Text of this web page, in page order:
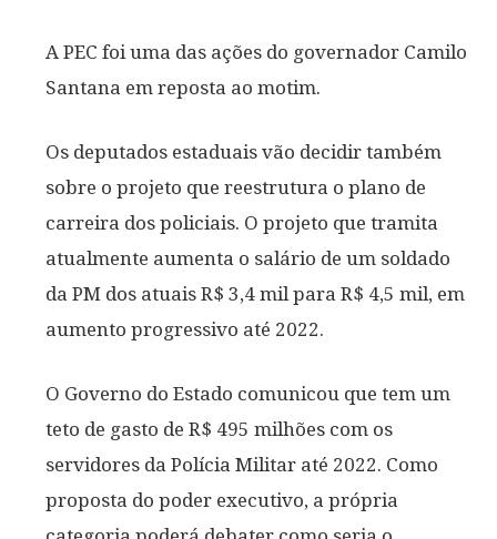
A PEC foi uma das ações do governador Camilo
Santana em reposta ao motim.
Os deputados estaduais vão decidir também
sobre o projeto que reestrutura o plano de
carreira dos policiais. O projeto que tramita
atualmente aumenta o salário de um soldado
da PM dos atuais R$ 3,4 mil para R$ 4,5 mil, em
aumento progressivo até 2022.
O Governo do Estado comunicou que tem um
teto de gasto de R$ 495 milhões com os
servidores da Polícia Militar até 2022. Como
proposta do poder executivo, a própria